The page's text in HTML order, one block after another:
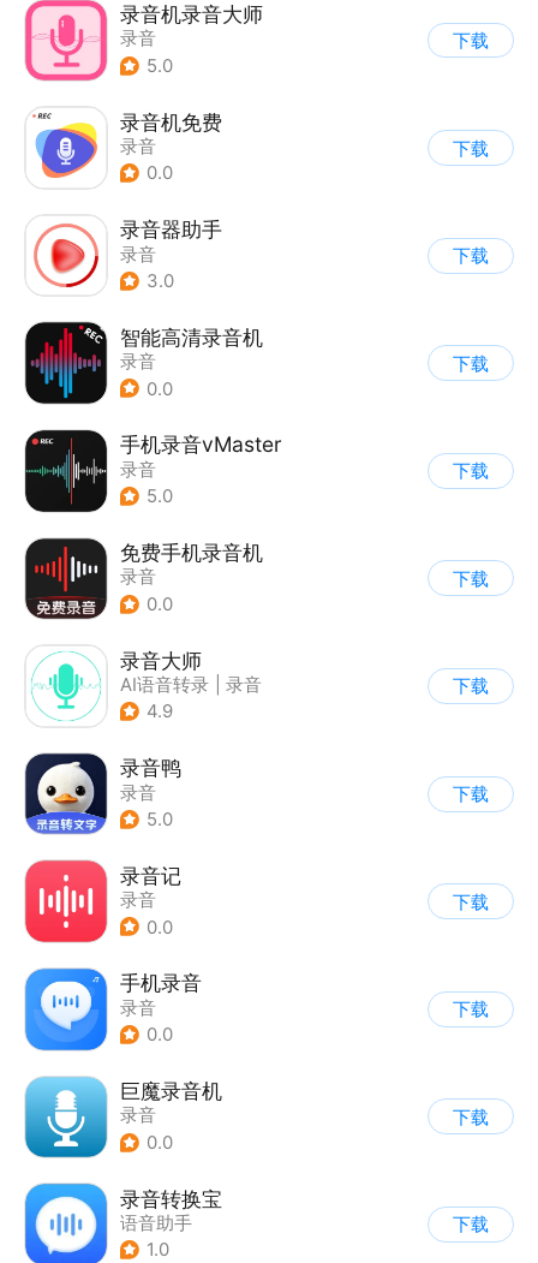
录音机录音大师
录音
5.0
下载
录音机免费
录音
0.0
下载
录音器助手
录音
3.0
下载
智能高清录音机
录音
0.0
下载
手机录音vMaster
录音
5.0
下载
免费手机录音机
录音
0.0
下载
录音大师
AI语音转录
录音
4.9
下载
录音鸭
录音
5.0
下载
录音记
录音
0.0
下载
手机录音
录音
0.0
下载
巨魔录音机
录音
0.0
下载
录音转换宝
语音助手
1.0
下载